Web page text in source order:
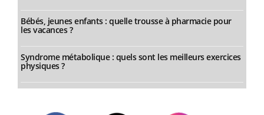
Bébés, jeunes enfants : quelle trousse à pharmacie pour
les vacances ?
Syndrome métabolique : quels sont les meilleurs exercices
physiques ?